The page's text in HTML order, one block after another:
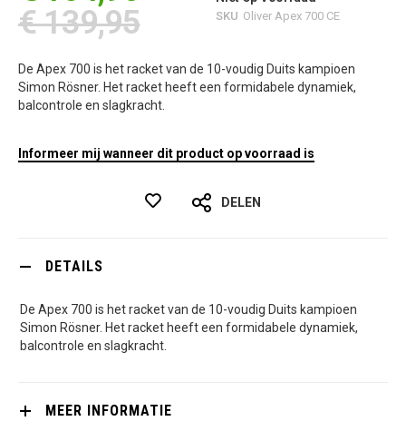
€ 139,95
SKU Oliver Apex 700 CE
De Apex 700 is het racket van de 10-voudig Duits kampioen
Simon Rösner. Het racket heeft een formidabele dynamiek,
balcontrole en slagkracht.
Informeer mij wanneer dit product op voorraad is
DELEN
DETAILS
De Apex 700 is het racket van de 10-voudig Duits kampioen
Simon Rösner. Het racket heeft een formidabele dynamiek,
balcontrole en slagkracht.
MEER INFORMATIE